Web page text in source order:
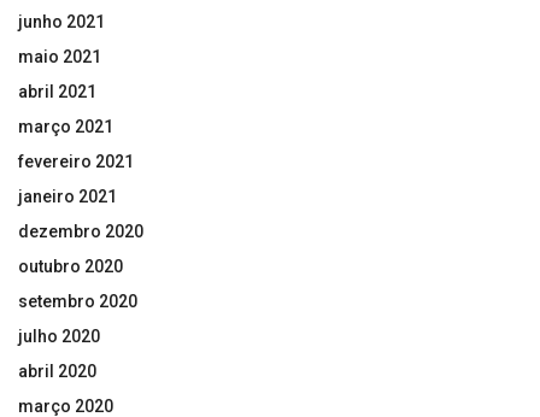
junho 2021
maio 2021
abril 2021
março 2021
fevereiro 2021
janeiro 2021
dezembro 2020
outubro 2020
setembro 2020
julho 2020
abril 2020
março 2020